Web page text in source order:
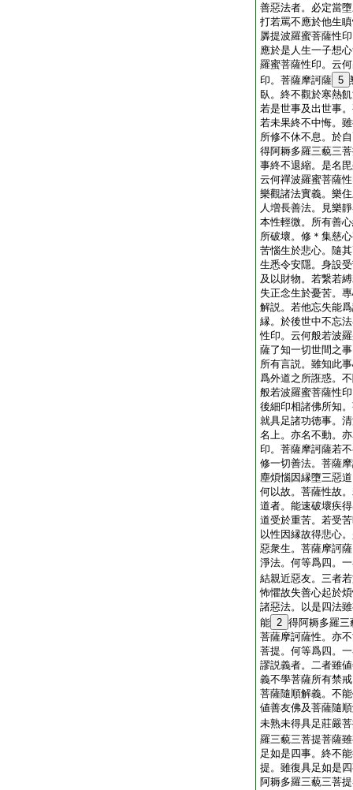
善惡法者。必定當
打若罵不應於他生
羼提波羅蜜菩薩性
應於是人生一子想
羅蜜菩薩性印。云
印。菩薩摩訶薩 5
臥。終不觀於寒熱
若是世事及出世事
若未果終不中悔。
所修不休不息。於
得阿耨多羅三藐三
事終不退縮。是名
云何禪波羅蜜菩薩
樂觀諸法實義。樂
人増長善法。見樂
本性輕微。所有善
所破壞。修＊集慈
苦惱生於悲心。隨
生悉令安隱。身設
及以財物。若繋若
失正念生於憂苦。
解説。若他忘失能
縁。於後世中不忘
性印。云何般若波
薩了知一切世間之
所有言説。雖知此
爲外道之所誑惑。
般若波羅蜜菩薩性
後細印相諸佛所知
就具足諸功徳事。
名上。亦名不動。
印。菩薩摩訶薩若
修一切善法。菩薩
塵煩惱因縁墮三惡
何以故。菩薩性故
道者。能速破壞疾
道受於重苦。若受
以性因縁故得悲心
惡衆生。菩薩摩訶
淨法。何等爲四。
結親近惡友。三者
怖懼故失善心起於
諸惡法。以是四法
能 2 得阿耨多羅三
菩薩摩訶薩性。亦
菩提。何等爲四。
謬説義者。二者雖
義不學菩薩所有禁
菩薩隨順解義。不
値善友佛及菩薩隨
未熟未得具足莊嚴
羅三藐三菩提菩薩
足如是四事。終不
提。雖復具足如是
阿耨多羅三藐三菩